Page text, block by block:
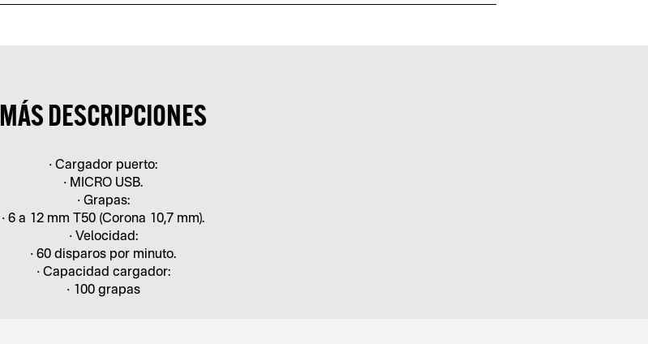
MÁS DESCRIPCIONES
• Cargador puerto:
• MICRO USB.
• Grapas:
• 6 a 12 mm T50 (Corona 10,7 mm).
• Velocidad:
• 60 disparos por minuto.
• Capacidad cargador:
• 100 grapas